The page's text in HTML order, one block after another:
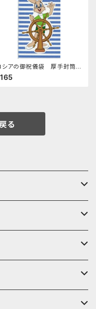
シアの御祝儀袋 厚手封筒
261 「ロシアアニメ hell
る